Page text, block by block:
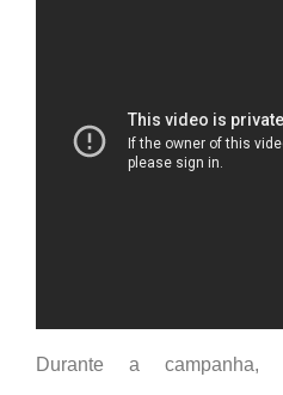
Durante a campanha,